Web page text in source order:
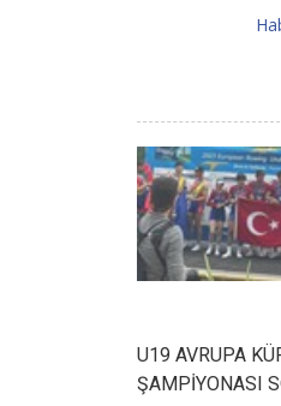
U19 AVRUPA
ŞAMPİYONASI